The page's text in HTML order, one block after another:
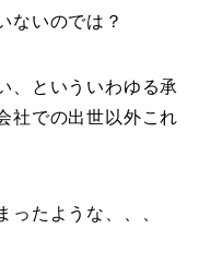
ないのでは？
、といういわゆる承
社での出世以外これ
ったような、、、